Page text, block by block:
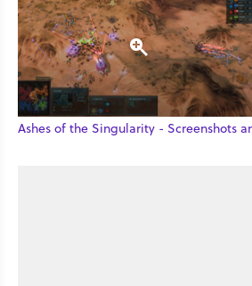
Ashes of the Singularity - Screenshots